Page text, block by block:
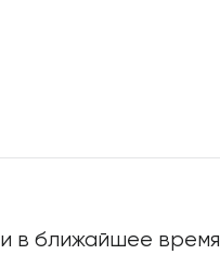
в ближайшее время